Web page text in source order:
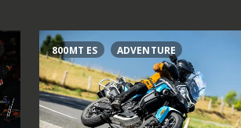
800MT ES ADVENTURE